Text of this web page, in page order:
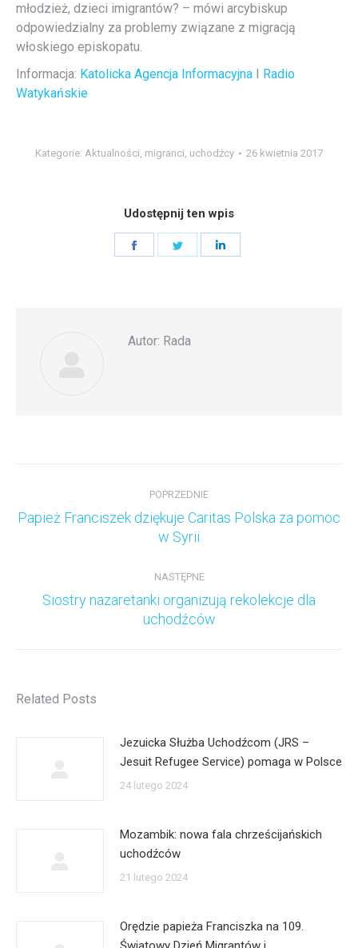
młodzież, dzieci imigrantów? – mówi arcybiskup
odpowiedzialny za problemy związane z migracją
włoskiego episkopatu.
Informacja: Katolicka Agencja Informacyjna I Radio
Watykańskie
Kategorie: Aktualności, migranci, uchodźcy 26 kwietnia 2017
Udostępnij ten wpis
Autor: Rada
POPRZEDNIE
Poprzedni
wpis:
Papież Franciszek dziękuje Caritas Polska za pomoc
w Syrii
NASTĘPNE
Następny
wpis:
Siostry nazaretanki organizują rekolekcje dla
uchodźców
Related Posts
Jezuicka Służba Uchodźcom (JRS –
Jesuit Refugee Service) pomaga w Polsce
24 lutego 2024
Mozambik: nowa fala chrześcijańskich
uchodźców
21 lutego 2024
Orędzie papieża Franciszka na 109.